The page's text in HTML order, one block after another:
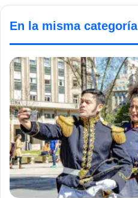
En la misma categoría